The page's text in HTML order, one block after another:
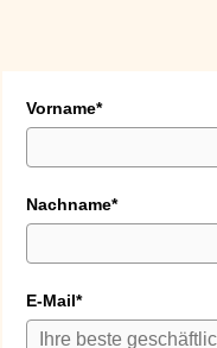
Vorname*
Nachname*
E-Mail*